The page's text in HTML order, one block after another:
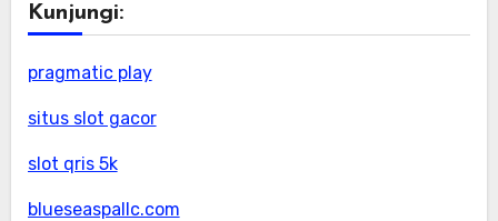
Kunjungi:
pragmatic play
situs slot gacor
slot qris 5k
blueseaspallc.com